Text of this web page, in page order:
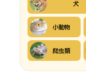
犬
小動物
爬虫類